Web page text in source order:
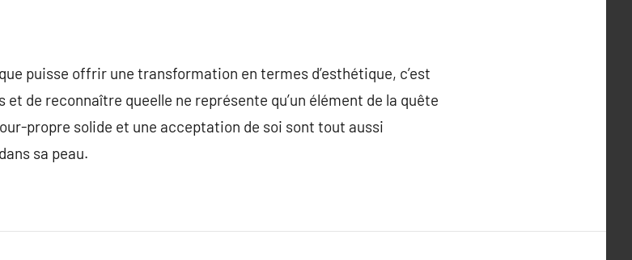
puisse offrir une transformation en termes d’esthétique, c’est
de reconnaître queelle ne représente qu’un élément de la quête
propre solide et une acceptation de soi sont tout aussi
sa peau.